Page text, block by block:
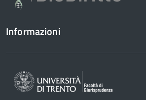
Informazioni